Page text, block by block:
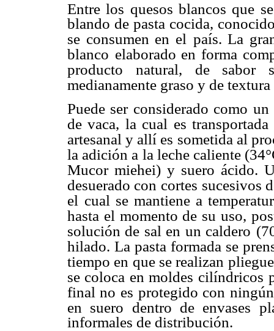
Entre los quesos blancos que
blando de pasta cocida,
se consumen en el país. La
blanco elaborado en forma
producto natural, de sabor
medianamente graso y de textura
Puede ser considerado como
de vaca, la cual es transportada
artesanal y allí es sometida al
la adición a la leche caliente
Mucor miehei) y suero ácido.
desuerado con cortes sucesivos
el cual se mantiene a
hasta el momento de su uso,
solución de sal en un caldero
hilado. La pasta formada se
tiempo en que se realizan
se coloca en moldes cilíndricos
final no es protegido con
en suero dentro de envases
informales de distribución.